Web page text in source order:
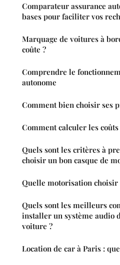
Comparateur assurance
bases pour faciliter vos
Marquage de voitures à
coûte ?
Comprendre le
autonome
Comment bien choisir ses
Comment calculer les
Quels sont les critères à
choisir un bon casque de
Quelle motorisation choisir
Quels sont les meilleurs
installer un système audio
voiture ?
Location de car à Paris :